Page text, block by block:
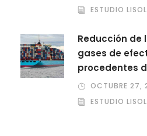
ESTUDIO
Reducción de
gases de
procedentes
OCTUBRE 27,
ESTUDIO